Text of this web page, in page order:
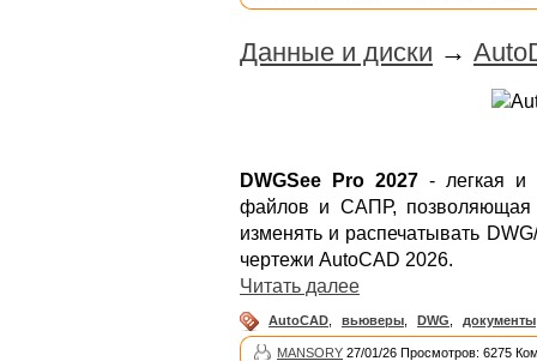
Данные и диски →
DWGSee Pro 2027 - легкая и
файлов и САПР, позволяющая
изменять и распечатывать
чертежи AutoCAD 2026.
Читать далее
AutoCAD вьюверы DWG документы
MANSORY 27/01/26 Просмотров: 6275